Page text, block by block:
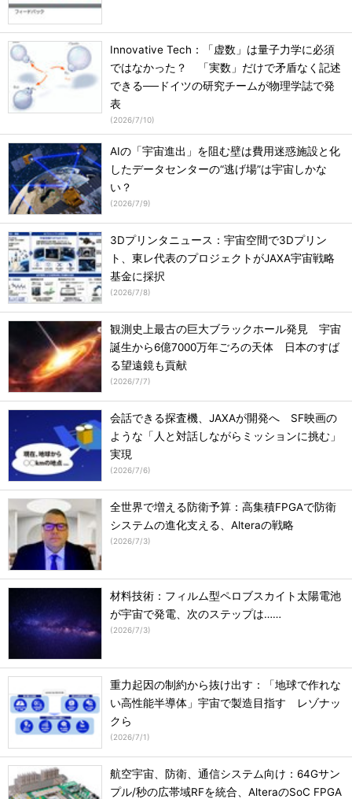
Innovative Tech：「虚数」は量子力学に必須
ではなかった？ 「実数」だけで矛盾なく記述
できる──ドイツの研究チームが物理学誌で発
表
(2026/7/10)
AIの「宇宙進出」を阻む壁は費用迷惑施設と化
したデータセンターの“逃げ場”は宇宙しかな
い？
(2026/7/9)
3Dプリンタニュース：宇宙空間で3Dプリン
ト、東レ代表のプロジェクトがJAXA宇宙戦略
基金に採択
(2026/7/8)
観測史上最古の巨大ブラックホール発見 宇宙
誕生から6億7000万年ごろの天体 日本のすば
る望遠鏡も貢献
(2026/7/7)
会話できる探査機、JAXAが開発へ SF映画の
ような「人と対話しながらミッションに挑む」
実現
(2026/7/6)
全世界で増える防衛予算：高集積FPGAで防衛
システムの進化支える、Alteraの戦略
(2026/7/3)
材料技術：フィルム型ペロブスカイト太陽電池
が宇宙で発電、次のステップは……
(2026/7/3)
重力起因の制約から抜け出す：「地球で作れな
い高性能半導体」宇宙で製造目指す レゾナッ
クら
(2026/7/1)
航空宇宙、防衛、通信システム向け：64Gサン
プル/秒の広帯域RFを統合、AlteraのSoC FPGA